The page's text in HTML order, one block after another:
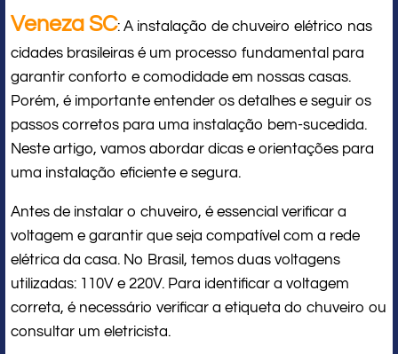
Veneza SC: A instalação de chuveiro elétrico nas
cidades brasileiras é um processo fundamental para
garantir conforto e comodidade em nossas casas.
Porém, é importante entender os detalhes e seguir os
passos corretos para uma instalação bem-sucedida.
Neste artigo, vamos abordar dicas e orientações para
uma instalação eficiente e segura.
Antes de instalar o chuveiro, é essencial verificar a
voltagem e garantir que seja compatível com a rede
elétrica da casa. No Brasil, temos duas voltagens
utilizadas: 110V e 220V. Para identificar a voltagem
correta, é necessário verificar a etiqueta do chuveiro ou
consultar um eletricista.